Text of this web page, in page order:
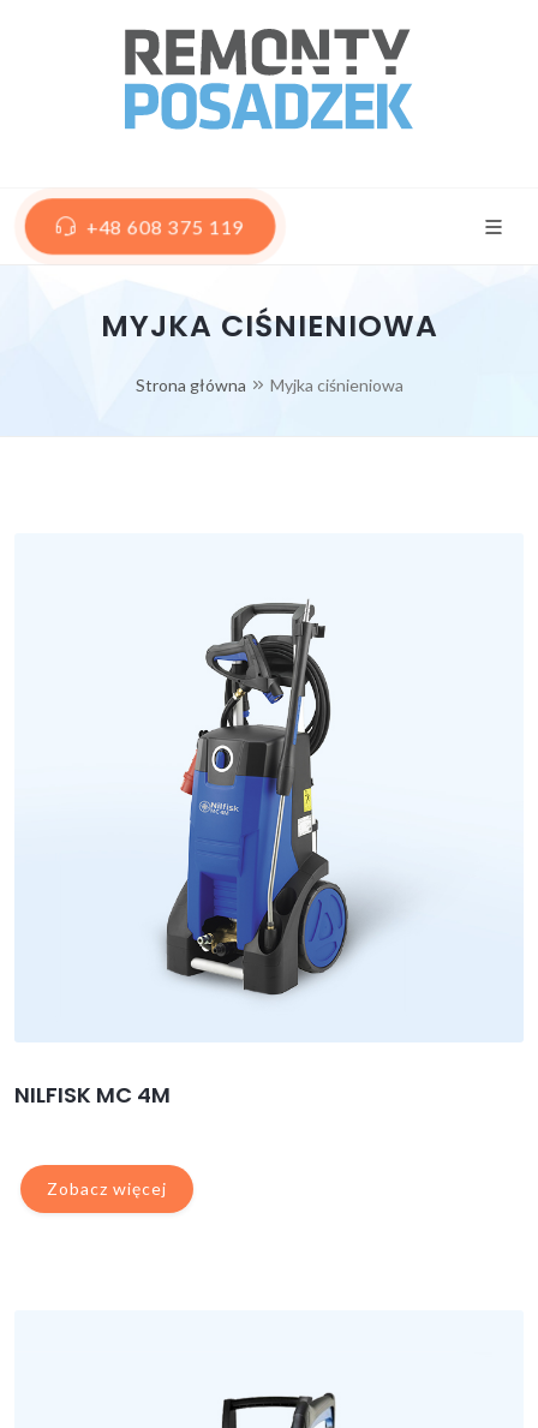
+48 608 375 119
MYJKA CIŚNIENIOWA
Strona główna Myjka ciśnieniowa
NILFISK MC 4M
Zobacz więcej